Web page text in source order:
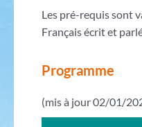
Les pré-requis sont
Français écrit et
Programme
(mis à jour 02/01/